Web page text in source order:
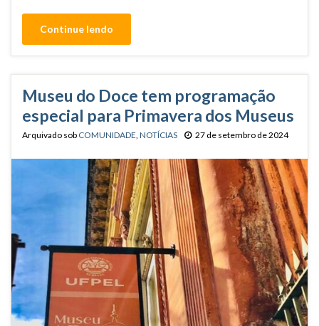
Continue lendo
Museu do Doce tem programação
especial para Primavera dos Museus
Arquivado sob COMUNIDADE NOTÍCIAS 27 de setembro de 2024